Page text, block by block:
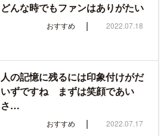
どんな時でもファンはありがたい
おすすめ | 2022.07.18
人の記憶に残るには印象付けがだ
いずですね まずは笑顔であい
さ…
おすすめ | 2022.07.17